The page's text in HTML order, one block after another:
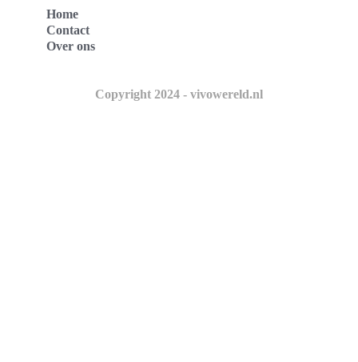
Home
Contact
Over ons
Copyright 2024 - vivowereld.nl